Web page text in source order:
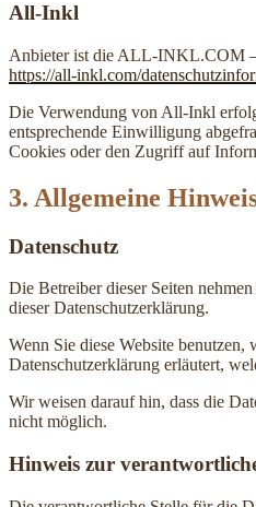
All-Inkl
Anbieter ist die ALL-INKL.COM –
https://all-inkl.com/
Die Verwendung von All-Inkl
entsprechende Einwilligung
Cookies oder den Zugriff auf
3. Allgemeine
Datenschutz
Die Betreiber dieser Seiten
dieser Datenschutzerklärung.
Wenn Sie diese Website
Datenschutzerklärung erläutert,
Wir weisen darauf hin, dass die
nicht möglich.
Hinweis zur